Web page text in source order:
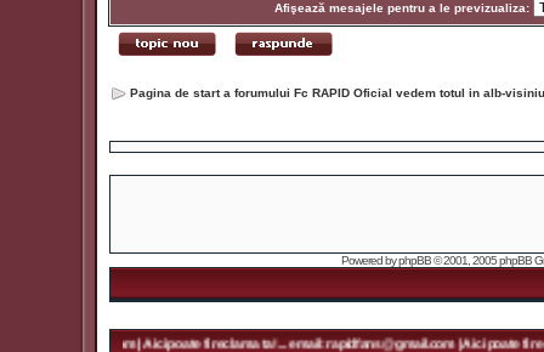
Afişează mesajele pentru a le previzualiza:
Pagina de start a forumului Fc RAPID Oficial vedem totul in alb-
Powered byphpBB© 2001, 2005 phpBB
| Aici poate fi reclama ta! ... email: rapidfans@gmail.com | Aici poate fi